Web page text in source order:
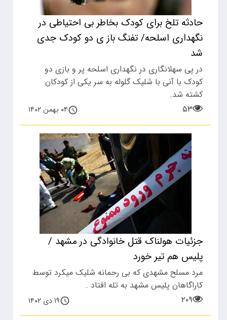
حادثه تلخ برای کودک بخاطر بی احتیاطی در
نگهداری اسلحه/ تفنگ باز ی دو کودک جدی
شد
در پی سهلانگاری در نگهداری اسلحه پر و بازی دو
کودک با آنی با شلیک گلوله به سر یکی از کودکان
کشته شد.
۵۳
۰۴ بهمن ۱۴۰۲
جزئیات هولناک قتل خانوادگی در مشهد /
پلیس هم تیر خورد
مرد مسلح مشهدی که بی رحمانه شلیک میکرد توسط
کاراگاهان پلیس مشهد به تله افتاد .
۲۰۹
۱۹ دی ۱۴۰۲